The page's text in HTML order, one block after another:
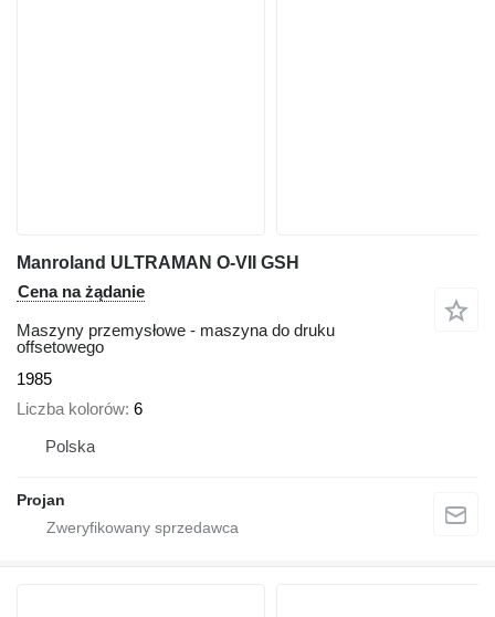
Manroland ULTRAMAN O-VII GSH
Cena na żądanie
Maszyny przemysłowe - maszyna do druku
offsetowego
1985
Liczba kolorów 6
Polska
Projan